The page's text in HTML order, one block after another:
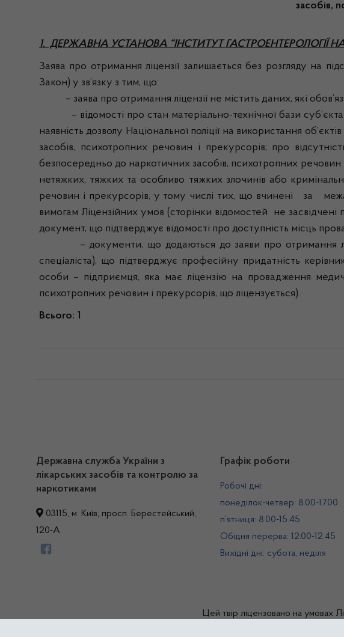
засобів,
1. ДЕРЖАВНА УСТАНОВА “ІНСТИТУТ ГАСТРОЕНТЕРОЛОГІЇ
Заява про отримання ліцензії залишається без розгляду на
Закон) у зв’язку з тим, що:
– заява про отримання ліцензії не містить даних, які
– відомості про стан матеріально-технічної бази суб’єкта
наявність дозволу Національної поліції на використання
засобів, психотропних речовин і прекурсорів; про
безпосередньо до наркотичних засобів, психотропних
нетяжких, тяжких та особливо тяжких злочинів або
речовин і прекурсорів, у тому числі тих, що вчинені за
вимогам Ліцензійних умов (сторінки відомостей не
документ, що підтверджує відомості про доступність місць
– документи, що додаються до заяви про отримання
спеціаліста), що підтверджує професійну придатність
особи – підприємця, яка має ліцензію на провадження
психотропних речовин і прекурсорів, що ліцензується).
Всього: 1
Державна служба України з
лікарських засобів та контролю за
наркотиками
03115, м. Київ, просп. Берестейський,
120-А
Графік роботи
Робочі дні:
понеділок-четвер: 8.00-17.00
п’ятниця: 8.00-15.45
Обідня перерва: 12.00-12.45
Вихідні дні: субота, неділя
Цей твір ліцензовано на умовах